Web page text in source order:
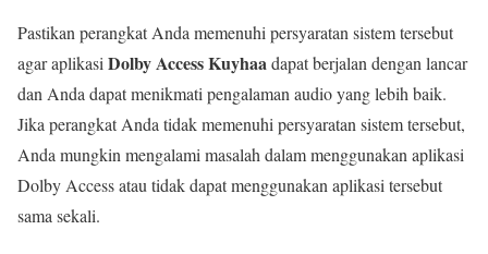
Pastikan perangkat Anda memenuhi persyaratan sistem tersebut
agar aplikasi Dolby Access Kuyhaadapat berjalan dengan lancar
dan Anda dapat menikmati pengalaman audio yang lebih baik.
Jika perangkat Anda tidak memenuhi persyaratan sistem tersebut,
Anda mungkin mengalami masalah dalam menggunakan aplikasi
Dolby Access atau tidak dapat menggunakan aplikasi tersebut
sama sekali.